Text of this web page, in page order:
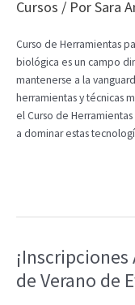
Cursos / PorSara
Curso de Herramientas
biológica es un campo
mantenerse a la
herramientas y técnicas
el Curso de
a dominar estas
de Verano de